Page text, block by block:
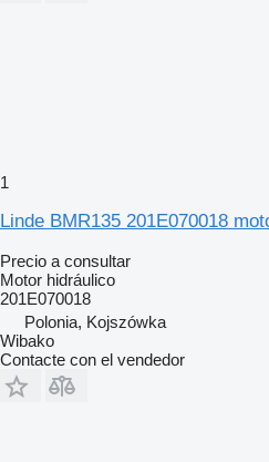
1
Linde BMR135 201E070018
Precio a consultar
Motor hidráulico
201E070018
Polonia, Kojszówka
Wibako
Contacte con el vendedor